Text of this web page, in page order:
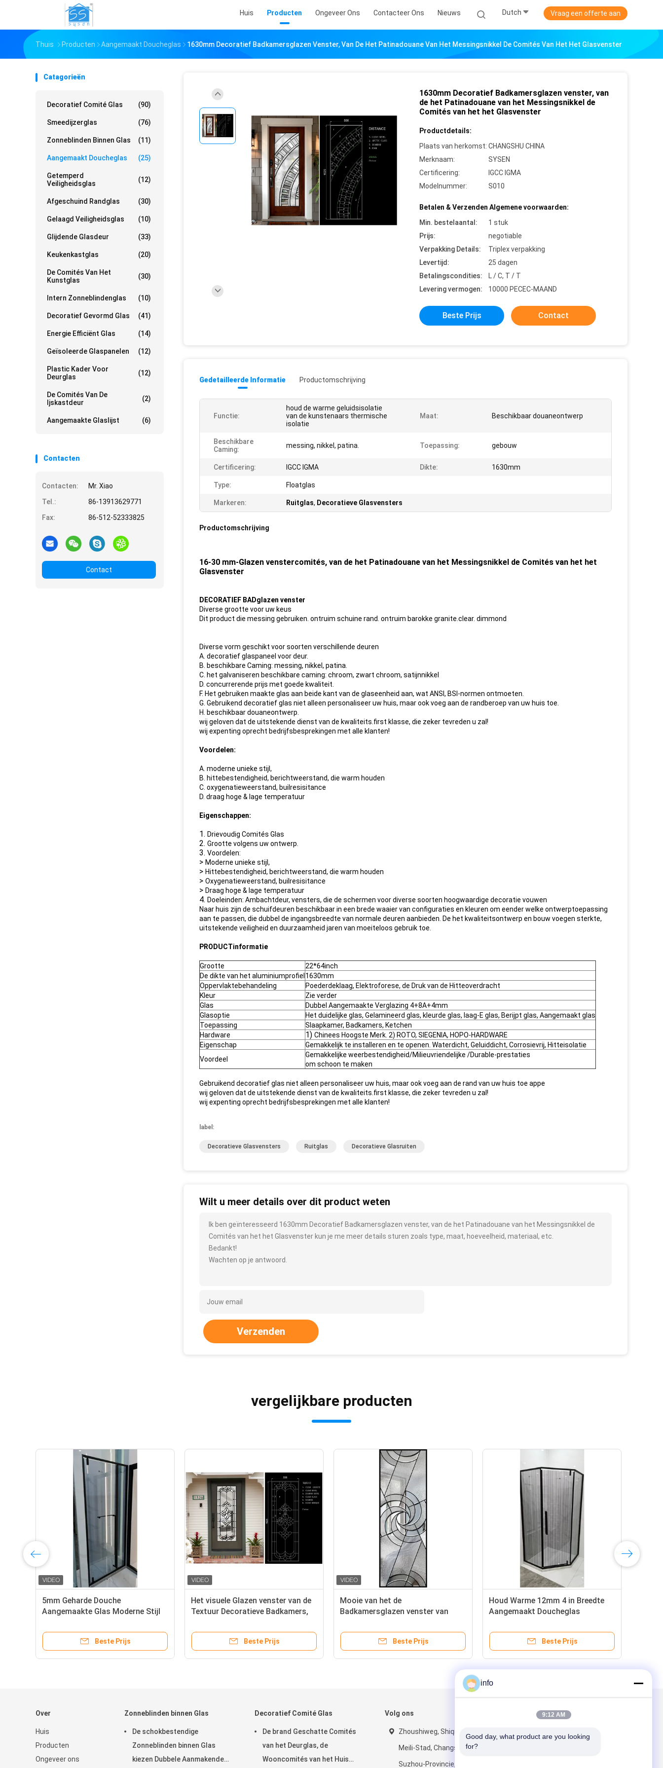
Huis Producten Ongeveer Ons Contacteer Ons Nieuws Dutch Vraag een offerte aan
Thuis Producten Aangemaakt Doucheglas 1630mm Decoratief Badkamersglazen Venster, Van De Het Patinadouane Van Het Messingsnikkel De Comités Van Het Het Glasvenster
Catagorieën
Decoratief Comité Glas (90)
Smeedijzerglas (76)
Zonneblinden Binnen Glas (11)
Aangemaakt Doucheglas (25)
Getemperd
Veiligheidsglas
(12)
Afgeschuind Randglas (30)
Gelaagd Veiligheidsglas (10)
Glijdende Glasdeur (33)
Keukenkastglas (20)
De Comités Van Het
Kunstglas
(30)
Intern Zonneblindenglas (10)
Decoratief Gevormd Glas (41)
Energie Efficiënt Glas (14)
Geïsoleerde Glaspanelen (12)
Plastic Kader Voor
Deurglas
(12)
De Comités Van De
Ijskastdeur
(2)
Aangemaakte Glaslijst (6)
Contacten
Contacten:
Mr. Xiao
Tel.:
86-13913629771
Fax:
86-512-52333825
Contact
1630mm Decoratief Badkamersglazen venster, van
de het Patinadouane van het Messingsnikkel de
Comités van het het Glasvenster
Productdetails:
Plaats van herkomst: CHANGSHU CHINA
Merknaam:
SYSEN
Certificering:
IGCC IGMA
Modelnummer:
S010
Betalen & Verzenden Algemene voorwaarden:
Min. bestelaantal:
1 stuk
Prijs:
negotiable
Verpakking Details:
Triplex verpakking
Levertijd:
25 dagen
Betalingscondities:
L / C, T / T
Levering vermogen:
10000 PECEC-MAAND
Beste Prijs Contact
Gedetailleerde Informatie Productomschrijving
Functie:
houd de warme geluidsisolatie
van de kunstenaars thermische
isolatie
Maat: Beschikbaar douaneontwerp
Beschikbare
Caming:
messing, nikkel, patina. Toepassing: gebouw
Certificering: IGCC IGMA Dikte: 1630mm
Type: Floatglas
Markeren: Ruitglas, Decoratieve Glasvensters
Productomschrijving
16-30 mm-Glazen venstercomités, van de het Patinadouane van het Messingsnikkel de Comités van het het
Glasvenster
DECORATIEF BADglazen venster
Diverse grootte voor uw keus
Dit product die messing gebruiken. ontruim schuine rand. ontruim barokke granite.clear. dimmond
Diverse vorm geschikt voor soorten verschillende deuren
A. decoratief glaspaneel voor deur.
B. beschikbare Caming: messing, nikkel, patina.
C. het galvaniseren beschikbare caming: chroom, zwart chroom, satijnnikkel
D. concurrerende prijs met goede kwaliteit.
F. Het gebruiken maakte glas aan beide kant van de glaseenheid aan, wat ANSI, BSI-normen ontmoeten.
G. Gebruikend decoratief glas niet alleen personaliseer uw huis, maar ook voeg aan de randberoep van uw huis toe.
H. beschikbaar douaneontwerp.
wij geloven dat de uitstekende dienst van de kwaliteits.first klasse, die zeker tevreden u zal!
wij expenting oprecht bedrijfsbesprekingen met alle klanten!
Voordelen:
A. moderne unieke stijl,
B. hittebestendigheid, berichtweerstand, die warm houden
C. oxygenatieweerstand, builresisitance
D. draag hoge & lage temperatuur
Eigenschappen:
1. Drievoudig Comités Glas
2. Grootte volgens uw ontwerp.
3. Voordelen:
> Moderne unieke stijl,
> Hittebestendigheid, berichtweerstand, die warm houden
> Oxygenatieweerstand, builresisitance
> Draag hoge & lage temperatuur
4. Doeleinden: Ambachtdeur, vensters, die de schermen voor diverse soorten hoogwaardige decoratie vouwen
Naar huis zijn de schuifdeuren beschikbaar in een brede waaier van configuraties en kleuren om eender welke ontwerptoepassing
aan te passen, die dubbel de ingangsbreedte van normale deuren aanbieden. De het kwaliteitsontwerp en bouw voegen sterkte,
uitstekende veiligheid en duurzaamheid jaren van moeiteloos gebruik toe.
PRODUCTinformatie
Grootte
22*64inch
De dikte van het aluminiumprofiel 1630mm
Oppervlaktebehandeling
Poederdeklaag, Elektroforese, de Druk van de Hitteoverdracht
Kleur
Zie verder
Glas
Dubbel Aangemaakte Verglazing 4+8A+4mm
Glasoptie
Het duidelijke glas, Gelamineerd glas, kleurde glas, laag-E glas, Berijpt glas, Aangemaakt glas
Toepassing
Slaapkamer, Badkamers, Ketchen
Hardware
1) Chinees Hoogste Merk. 2) ROTO, SIEGENIA, HOPO-HARDWARE
Eigenschap
Gemakkelijk te installeren en te openen. Waterdicht, Geluiddicht, Corrosievrij, Hitteisolatie
Voordeel
Gemakkelijke weerbestendigheid/Milieuvriendelijke /Durable-prestaties
om schoon te maken
Gebruikend decoratief glas niet alleen personaliseer uw huis, maar ook voeg aan de rand van uw huis toe appe
wij geloven dat de uitstekende dienst van de kwaliteits.first klasse, die zeker tevreden u zal!
wij expenting oprecht bedrijfsbesprekingen met alle klanten!
label:
Decoratieve Glasvensters Ruitglas Decoratieve Glasruiten
Wilt u meer details over dit product weten
Ik ben geïnteresseerd 1630mm Decoratief Badkamersglazen venster, van de het Patinadouane van het Messingsnikkel de
Comités van het het Glasvenster kun je me meer details sturen zoals type, maat, hoeveelheid, materiaal, etc.
Bedankt!
Wachten op je antwoord.
Verzenden
vergelijkbare producten
5mm Geharde Douche
Aangemaakte Glas Moderne Stijl
Beste Prijs
Het visuele Glazen venster van de
Textuur Decoratieve Badkamers,
Douaneglas Dubbelzinnigheid
Beste Prijs
Mooie van het de
Badkamersglazen venster van
Douaneglas het Venstercomités
Beste Prijs
Houd Warme 12mm 4 in Breedte
Aangemaakt Doucheglas
Beste Prijs
Over
Huis
Producten
Ongeveer ons
Zonneblinden binnen Glas
De schokbestendige
Zonneblinden binnen Glas
kiezen Dubbele Aanmakende
Decoratief Comité Glas
De brand Geschatte Comités
van het Deurglas, de
Wooncomités van het Huis
Volg ons
Zhoushiweg, Shiqiao-Dorp,
Meili-Stad, Changshu-Stad,
Suzhou-Provincie, China
Mail ons
info
9:12 AM
Good day, what product are you looking
for?